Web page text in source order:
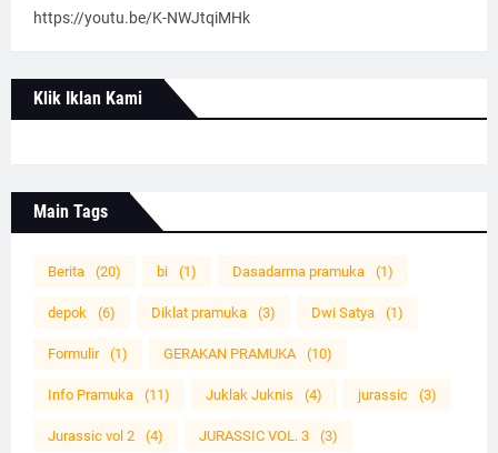
https://youtu.be/K-NWJtqiMHk
Klik Iklan Kami
Main Tags
Berita (20) bi (1) Dasadarma pramuka (1)
depok (6) Diklat pramuka (3) Dwi Satya (1)
Formulir (1) GERAKAN PRAMUKA (10)
Info Pramuka (11) Juklak Juknis (4) jurassic (3)
Jurassic vol 2 (4) JURASSIC VOL. 3 (3)